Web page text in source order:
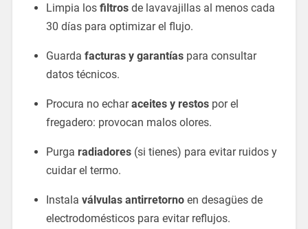
Limpia los filtrosde lavavajillas al menos cada
30 días para optimizar el flujo.
Guarda facturas y garantíaspara consultar
datos técnicos.
Procura no echaraceites y restospor el
fregadero: provocan malos olores.
Purga radiadores(si tienes) para evitar ruidos y
cuidar el termo.
Instala válvulas antirretornoen desagües de
electrodomésticos para evitar reflujos.